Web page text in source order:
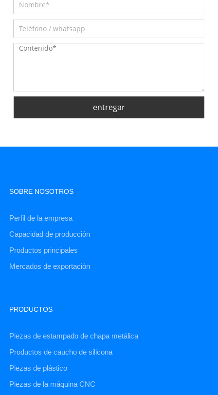
entregar
SOBRE NOSOTROS
Perfil de la empresa
Capacidad de producción
Productos principales
Mercados de exportación
PRODUCTOS
Piezas de estampado de chapa metálica
Productos de caucho de silicona
Piezas de plástico
Piezas de la máquina CNC